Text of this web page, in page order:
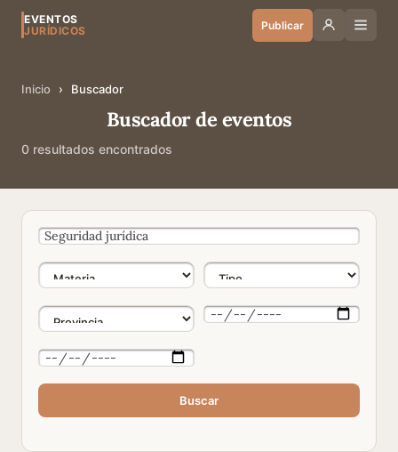
EVENTOS
JURÍDICOS
Publicar
Inicio › Buscador
Buscador de eventos
0 resultados encontrados
Buscar